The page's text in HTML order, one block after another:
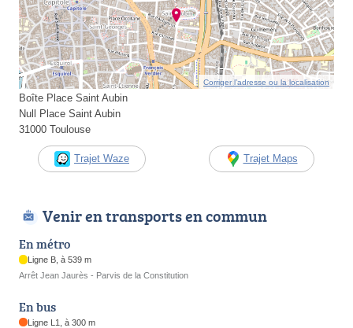
Corriger l’adresse ou la localisation
Boîte Place Saint Aubin
Null Place Saint Aubin
31000 Toulouse
Trajet Waze Trajet Maps
Venir en transports en commun
En métro
Ligne B, à 539 m
Arrêt Jean Jaurès - Parvis de la Constitution
En bus
Ligne L1, à 300 m